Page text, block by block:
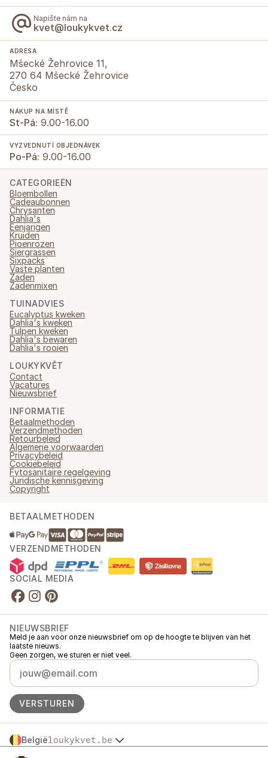
Napište nám na
kvet@loukykvet.cz
ADRESA
Mšecké Žehrovice 11,
270 64 Mšecké Žehrovice
Česko
NÁKUP NA MÍSTĚ
St-Pá: 9.00-16.00
VYZVEDNUTÍ OBJEDNÁVEK
Po-Pá: 9.00-16.00
CATEGORIEËN
Bloembollen
Cadeaubonnen
Chrysanten
Dahlia's
Eenjarigen
Kruiden
Pioenrozen
Siergrassen
Sixpacks
Vaste planten
Zaden
Zadenmixen
TUINADVIES
Eucalyptus kweken
Dahlia's kweken
Tulpen kweken
Dahlia's bewaren
Dahlia's rooien
LOUKYKVĚT
Contact
Vacatures
Nieuwsbrief
INFORMATIE
Betaalmethoden
Verzendmethoden
Retourbeleid
Algemene voorwaarden
Privacybeleid
Cookiebeleid
Fytosanitaire regelgeving
Juridische kennisgeving
Copyright
BETAALMETHODEN
VERZENDMETHODEN
SOCIAL MEDIA
NIEUWSBRIEF
Meld je aan voor onze nieuwsbrief om op de hoogte te blijven van het
laatste nieuws.
Geen zorgen, we sturen er niet veel.
VERSTUREN
Belgiëloukykvet.be